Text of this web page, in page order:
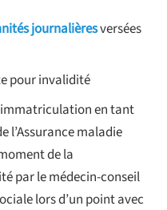
journalièresversées
pour invalidité
en tant
l’Assurance maladie
de la
par le médecin-conseil
lors d’un point avec